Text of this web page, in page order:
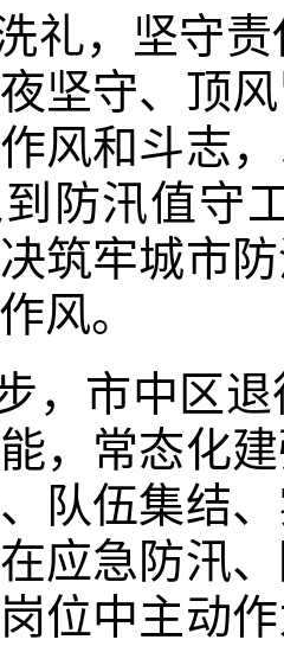
礼，坚守
坚守、顶
风和斗志
防汛值守
筑牢城市
风。
，市中区
，常态化
队伍集结
应急防汛
位中主动